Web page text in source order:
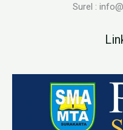
Surel :